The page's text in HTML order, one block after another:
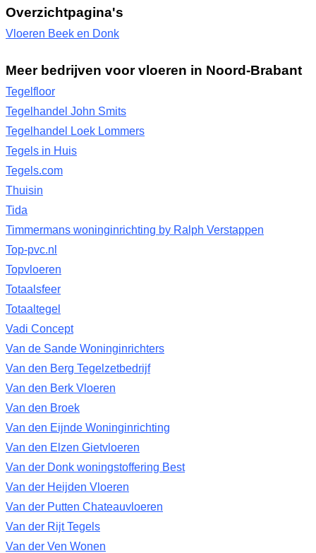
Overzichtpagina's
Vloeren Beek en Donk
Meer bedrijven voor vloeren in Noord-Brabant
Tegelfloor
Tegelhandel John Smits
Tegelhandel Loek Lommers
Tegels in Huis
Tegels.com
Thuisin
Tida
Timmermans woninginrichting by Ralph Verstappen
Top-pvc.nl
Topvloeren
Totaalsfeer
Totaaltegel
Vadi Concept
Van de Sande Woninginrichters
Van den Berg Tegelzetbedrijf
Van den Berk Vloeren
Van den Broek
Van den Eijnde Woninginrichting
Van den Elzen Gietvloeren
Van der Donk woningstoffering Best
Van der Heijden Vloeren
Van der Putten Chateauvloeren
Van der Rijt Tegels
Van der Ven Wonen